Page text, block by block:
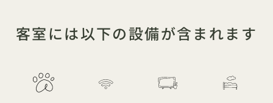
客室には以下の設備が含まれます